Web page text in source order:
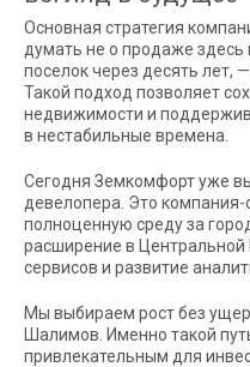
Основная стратегия
думать не о продаже здесь
поселок через десять лет,
Такой подход позволяет
недвижимости и
в нестабильные времена.
Сегодня Земкомфорт уже
девелопера. Это
полноценную среду за
расширение в
сервисов и развитие
Мы выбираем рост без
Шалимов. Именно такой
привлекательным для